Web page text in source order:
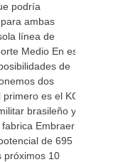
podría
ambas
línea de
Medio En este
de
dos
es el KC-
brasileño y
Embraer
de 695
próximos 10